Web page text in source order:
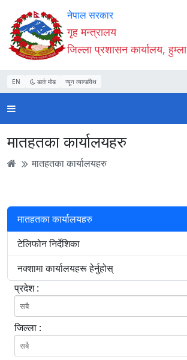
Accessibility
Mode
सुरु
गर्नुहोस्
सामाग्री
पढ्नुहाेस्
नेभिगेसन
पढ्नुहाेस्
वेबसाइट
खोजमा
जानुहोस्
नेपाल सरकार
गृह मन्त्रालय
जिल्ला प्रशासन कार्यालय, हुम्ला
EN डार्क मोड न्यून व्यान्डविथ
मातहतका कार्यालयहरु
मातहतका कार्यालयहरु
मातहतका कार्यालयहरु
टेलिफोन निर्देशिका
नक्शामा कार्यालयहरू हेर्नुहोस्
प्रदेश :
जिल्ला :